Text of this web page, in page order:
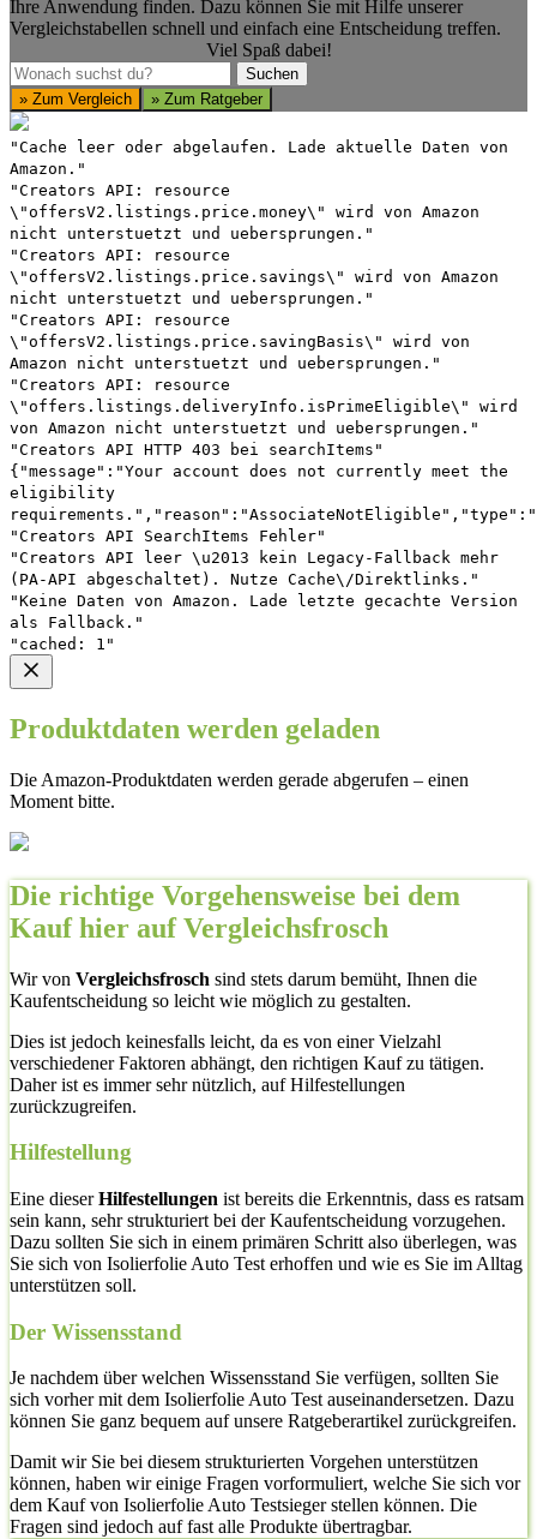
Ihre Anwendung finden. Dazu können Sie mit Hilfe unserer
Vergleichstabellen schnell und einfach eine Entscheidung treffen.
Viel Spaß dabei!
Suchen
Suchen
» Zum Vergleich
» Zum Ratgeber
"Cache leer oder abgelaufen. Lade aktuelle Daten von
Amazon."
"Creators API: resource
\"offersV2.listings.price.money\" wird von Amazon
nicht unterstuetzt und uebersprungen."
"Creators API: resource
\"offersV2.listings.price.savings\" wird von Amazon
nicht unterstuetzt und uebersprungen."
"Creators API: resource
\"offersV2.listings.price.savingBasis\" wird von
Amazon nicht unterstuetzt und uebersprungen."
"Creators API: resource
\"offers.listings.deliveryInfo.isPrimeEligible\" wird
von Amazon nicht unterstuetzt und uebersprungen."
"Creators API HTTP 403 bei searchItems"
{"message":"Your account does not currently meet the
eligibility
"Creators API SearchItems Fehler"
"Creators API leer \u2013 kein Legacy-Fallback mehr
(PA-API abgeschaltet). Nutze Cache\/Direktlinks."
"Keine Daten von Amazon. Lade letzte gecachte Version
als Fallback."
"cached: 1"
Produktdaten werden geladen
Die Amazon-Produktdaten werden gerade abgerufen – einen
Moment bitte.
Die richtige Vorgehensweise bei dem
Kauf hier auf Vergleichsfrosch
Wir von Vergleichsfrosch sind stets darum bemüht, Ihnen die
Kaufentscheidung so leicht wie möglich zu gestalten.
Dies ist jedoch keinesfalls leicht, da es von einer Vielzahl
verschiedener Faktoren abhängt, den richtigen Kauf zu tätigen.
Daher ist es immer sehr nützlich, auf Hilfestellungen
zurückzugreifen.
Hilfestellung
Eine dieserHilfestellungen ist bereits die Erkenntnis, dass es ratsam
sein kann, sehr strukturiert bei der Kaufentscheidung vorzugehen.
Dazu sollten Sie sich in einem primären Schritt also überlegen, was
Sie sich von Isolierfolie Auto Test erhoffen und wie es Sie im Alltag
unterstützen soll.
Der Wissensstand
Je nachdem über welchen Wissensstand Sie verfügen, sollten Sie
sich vorher mit dem Isolierfolie Auto Test auseinandersetzen. Dazu
können Sie ganz bequem auf unsere Ratgeberartikel zurückgreifen.
Damit wir Sie bei diesem strukturierten Vorgehen unterstützen
können, haben wir einige Fragen vorformuliert, welche Sie sich vor
dem Kauf von Isolierfolie Auto Testsieger stellen können. Die
Fragen sind jedoch auf fast alle Produkte übertragbar.